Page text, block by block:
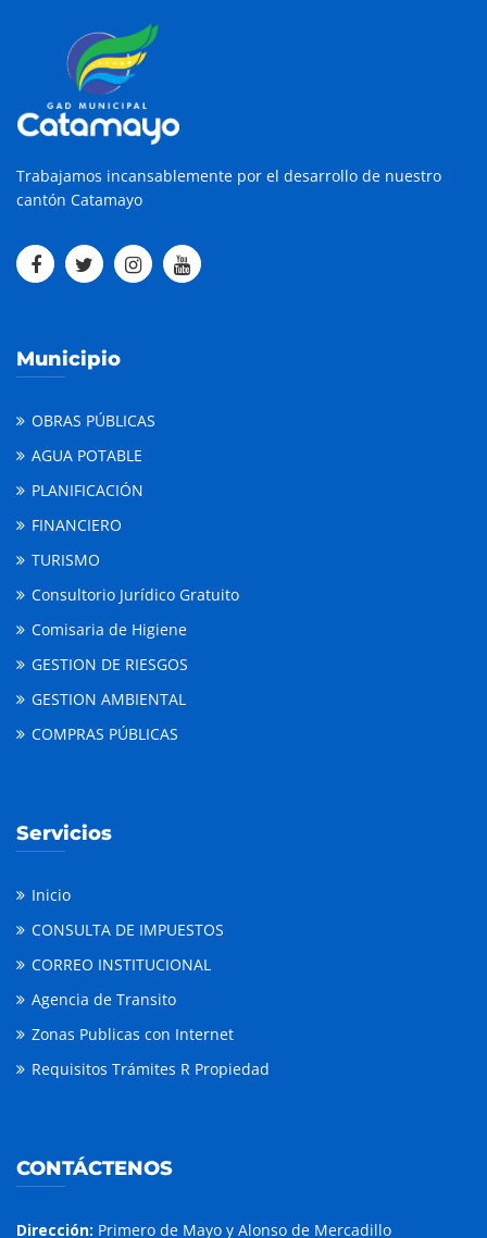
Trabajamos incansablemente por el desarrollo de nuestro
cantón Catamayo
Municipio
OBRAS PÚBLICAS
AGUA POTABLE
PLANIFICACIÓN
FINANCIERO
TURISMO
Consultorio Jurídico Gratuito
Comisaria de Higiene
GESTION DE RIESGOS
GESTION AMBIENTAL
COMPRAS PÚBLICAS
Servicios
Inicio
CONSULTA DE IMPUESTOS
CORREO INSTITUCIONAL
Agencia de Transito
Zonas Publicas con Internet
Requisitos Trámites R Propiedad
CONTÁCTENOS
Dirección: Primero de Mayo y Alonso de Mercadillo